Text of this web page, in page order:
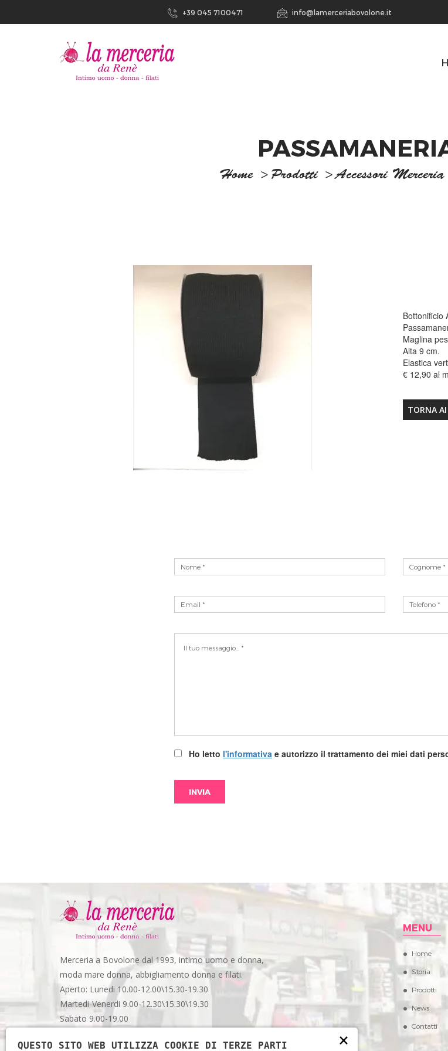
+39 045 7100471 info@lamerceriabovolone.it
Home > Prodotti >Accessori Merceria
Bottonificio
Maglina
Alta 9 cm.
Elastica
€ 12,90 al
TORNA
Ho letto l'informativa e autorizzo il trattamento dei miei dati
Merceria a Bovolone dal 1993, intimo uomo e donna,
moda mare donna, abbigliamento donna e filati.
Aperto: Lunedi 10.00-12.00\15.30-19.30
Martedi-Venerdi 9.00-12.30\15.30\19.30
Sabato 9.00-19.00
Via Garibaldi, 48 - Spazio 3 - Bovolone (VR)
MENU
Home
Storia
Prodotti
News
Contatti
×
QUESTO SITO WEB UTILIZZA COOKIE DI TERZE PARTI